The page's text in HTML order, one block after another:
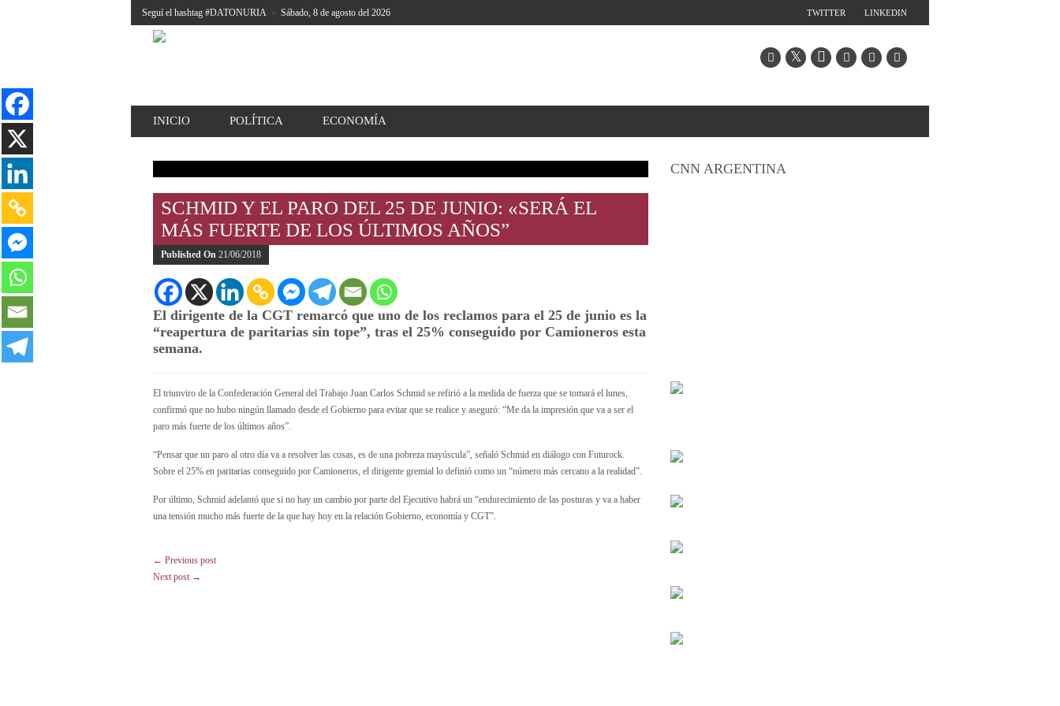
Seguí el hashtag #DATONURIA » Sábado, 8 de agosto del 2026 LINKEDIN
TWITTER
INICIO POLÍTICA ECONOMÍA
SCHMID Y EL PARO DEL 25 DE JUNIO: «SERÁ EL
MÁS FUERTE DE LOS ÚLTIMOS AÑOS”
Published On 21/06/2018
El dirigente de la CGT remarcó que uno de los reclamos para el 25 de junio es la
“reapertura de paritarias sin tope”, tras el 25% conseguido por Camioneros esta
semana.
El triunviro de la Confederación General del Trabajo Juan Carlos Schmid se refirió a la medida de fuerza que se tomará el lunes,
confirmó que no hubo ningún llamado desde el Gobierno para evitar que se realice y aseguró: “Me da la impresión que va a ser el
paro más fuerte de los últimos años”.
“Pensar que un paro al otro día va a resolver las cosas, es de una pobreza mayúscula”, señaló Schmid en diálogo con Futurock.
Sobre el 25% en paritarias conseguido por Camioneros, el dirigente gremial lo definió como un “número más cercano a la realidad”.
Por último, Schmid adelantó que si no hay un cambio por parte del Ejecutivo habrá un “endurecimiento de las posturas y va a haber
una tensión mucho más fuerte de la que hay hoy en la relación Gobierno, economía y CGT”.
← Previous post
Next post →
CNN ARGENTINA